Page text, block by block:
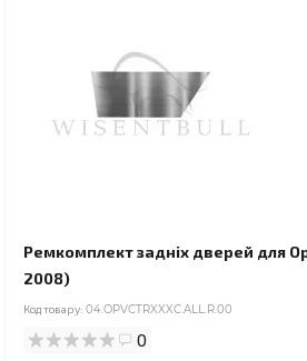
Ремкомплект задніх дверей для
2008)
Код товару: 04.OPVCTRXXXC.ALL.R.00
0